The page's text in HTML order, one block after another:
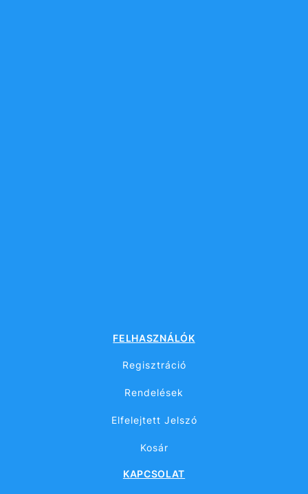
FELHASZNÁLÓK
Regisztráció
Rendelések
Elfelejtett Jelszó
Kosár
KAPCSOLAT